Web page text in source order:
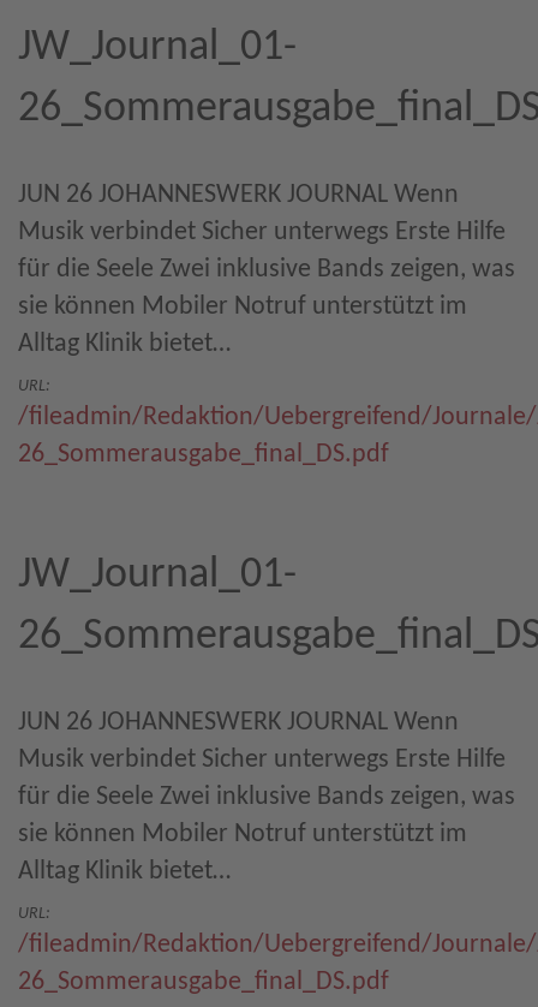
JW_Journal_01-
JUN 26 JOHANNESWERK JOURNAL Wenn
Musik verbindet Sicher unterwegs Erste Hilfe
für die Seele Zwei inklusive Bands zeigen, was
sie können Mobiler Notruf unterstützt im
Alltag Klinik bietet…
URL:
/fileadmin/Redaktion/Uebergreifend/Journale/
26_Sommerausgabe_final_DS.pdf
JW_Journal_01-
JUN 26 JOHANNESWERK JOURNAL Wenn
Musik verbindet Sicher unterwegs Erste Hilfe
für die Seele Zwei inklusive Bands zeigen, was
sie können Mobiler Notruf unterstützt im
Alltag Klinik bietet…
URL:
/fileadmin/Redaktion/Uebergreifend/Journale/
26_Sommerausgabe_final_DS.pdf